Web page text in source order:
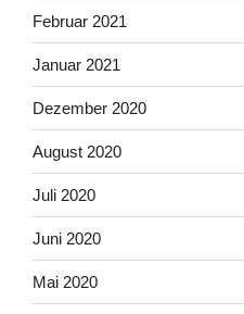
Februar 2021
Januar 2021
Dezember 2020
August 2020
Juli 2020
Juni 2020
Mai 2020